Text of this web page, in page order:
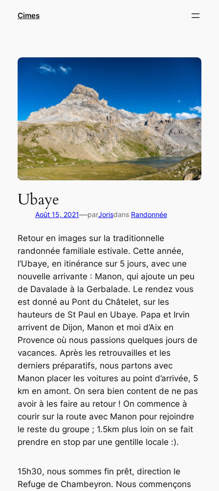
Cimes
Ubaye
Août 15, 2021—parJorisdans Randonnée
Retour en images sur la traditionnelle
randonnée familiale estivale. Cette année,
l’Ubaye, en itinérance sur 5 jours, avec une
nouvelle arrivante : Manon, qui ajoute un peu
de Davalade à la Gerbalade. Le rendez vous
est donné au Pont du Châtelet, sur les
hauteurs de St Paul en Ubaye. Papa et Irvin
arrivent de Dijon, Manon et moi d’Aix en
Provence où nous passions quelques jours de
vacances. Après les retrouvailles et les
derniers préparatifs, nous partons avec
Manon placer les voitures au point d’arrivée, 5
km en amont. On sera bien content de ne pas
avoir à les faire au retour ! On commence à
courir sur la route avec Manon pour rejoindre
le reste du groupe ; 1.5km plus loin on se fait
prendre en stop par une gentille locale :).
15h30, nous sommes fin prêt, direction le
Refuge de Chambeyron. Nous commençons